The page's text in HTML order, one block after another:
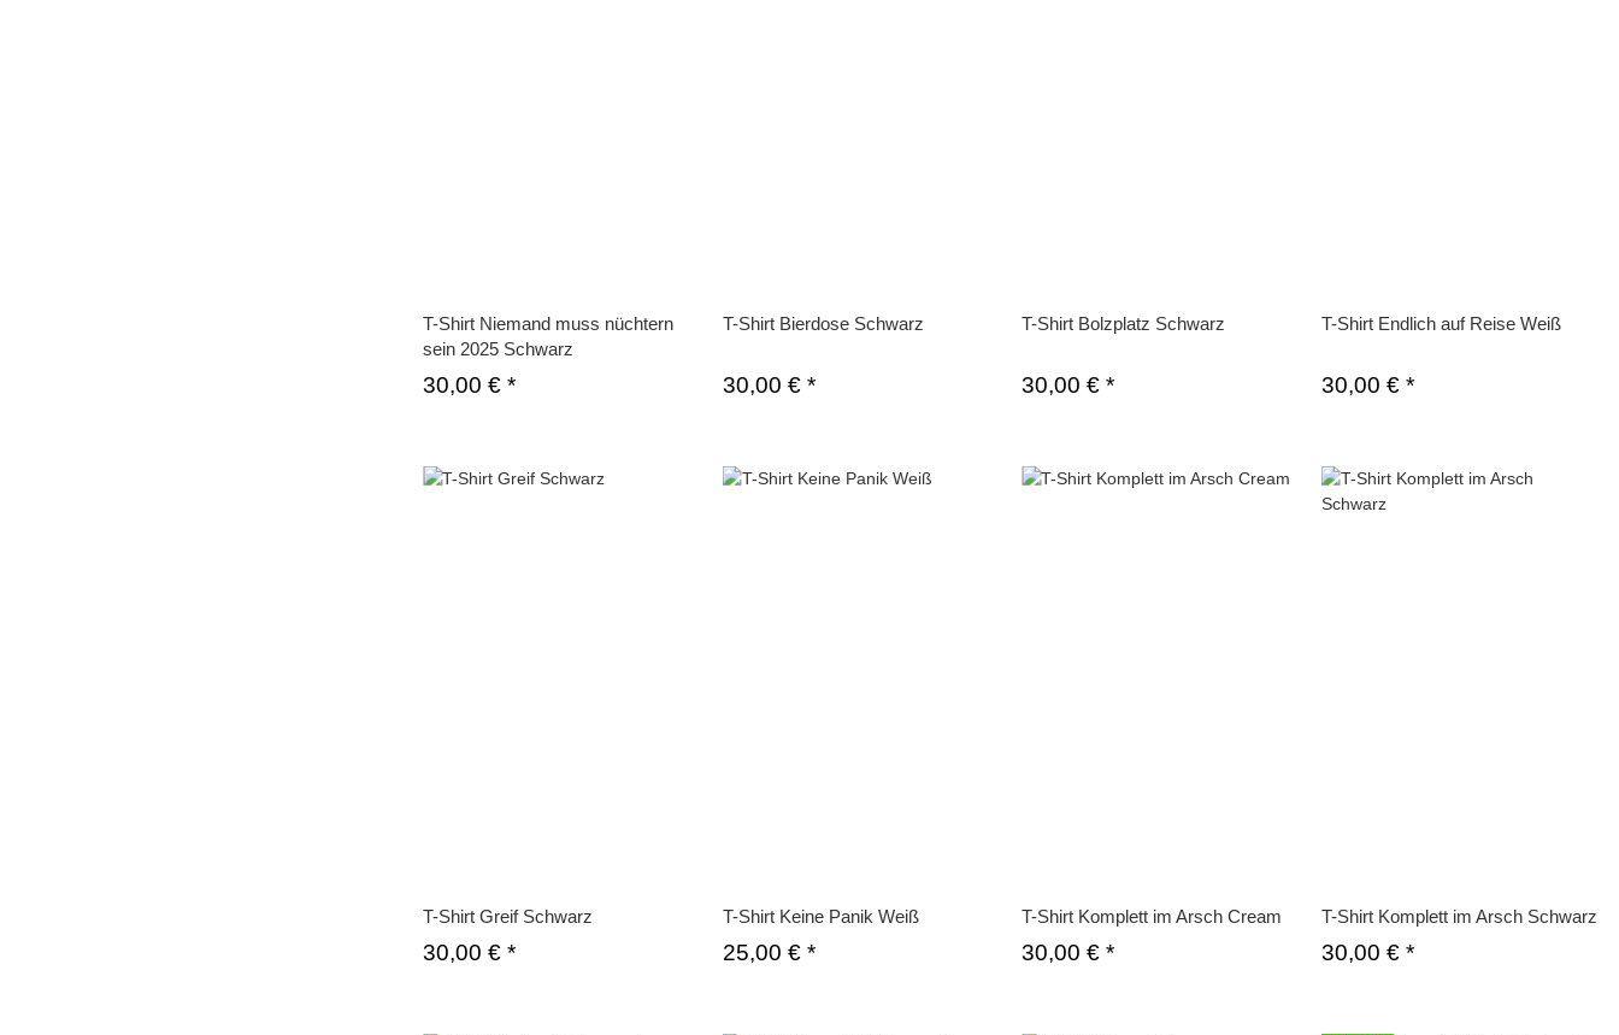
T-Shirt Niemand muss nüchtern
sein 2025 Schwarz
30,00 € *
T-Shirt Bierdose Schwarz
30,00 € *
T-Shirt Bolzplatz Schwarz
30,00 €*
T-Shirt Endlich auf Reise Weiß
30,00 € *
T-Shirt Greif Schwarz
30,00 € *
T-Shirt Keine Panik Weiß
25,00 € *
T-Shirt Komplett im Arsch Cream
30,00 €*
T-Shirt Komplett im Arsch Schwarz
30,00 € *